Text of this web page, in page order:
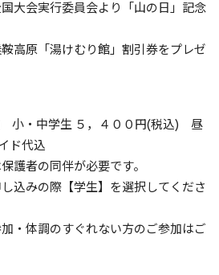
大会実行委員会より「山の日」記念
高原「湯けむり館」割引券をプレゼ
小・中学生 ５，４００円(税込) 昼
ド代込
護者の同伴が必要です。
込みの際【学生】を選択してくださ
・体調のすぐれない方のご参加はご